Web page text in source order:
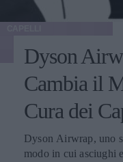
Dyson
Cambia il
Cura dei
Dyson Airwrap, uno
modo in cui asciughi